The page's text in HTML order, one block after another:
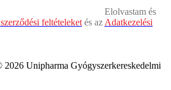
Elolvastam és
feltételeket és az Adatkezelési
Unipharma Gyógyszerkereskedelmi